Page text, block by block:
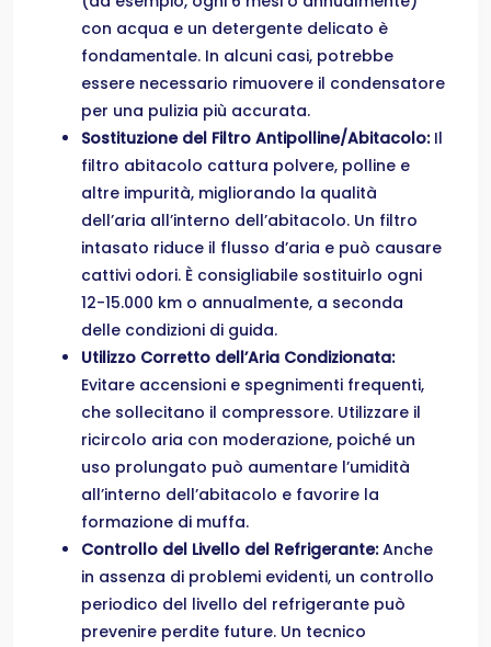
con acqua e un detergente delicato è
fondamentale. In alcuni casi, potrebbe
essere necessario rimuovere il condensatore
per una pulizia più accurata.
Sostituzione del Filtro Antipolline/Abitacolo: Il
filtro abitacolo cattura polvere, polline e
altre impurità, migliorando la qualità
dell’aria all’interno dell’abitacolo. Un filtro
intasato riduce il flusso d’aria e può causare
cattivi odori. È consigliabile sostituirlo ogni
12-15.000 km o annualmente, a seconda
delle condizioni di guida.
Utilizzo Corretto dell’Aria Condizionata:
Evitare accensioni e spegnimenti frequenti,
che sollecitano il compressore. Utilizzare il
ricircolo aria con moderazione, poiché un
uso prolungato può aumentare l’umidità
all’interno dell’abitacolo e favorire la
formazione di muffa.
Controllo del Livello del Refrigerante:Anche
in assenza di problemi evidenti, un controllo
periodico del livello del refrigerante può
prevenire perdite future. Un tecnico